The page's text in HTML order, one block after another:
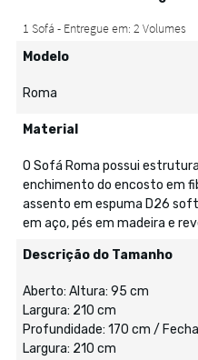
Modelo
Roma
Material
O Sofá Roma possui
enchimento do encosto em
assento em espuma D26
em aço, pés em madeira e
Descrição do Tamanho
Aberto: Altura: 95 cm
Largura: 210 cm
Profundidade: 170 cm /
Largura: 210 cm